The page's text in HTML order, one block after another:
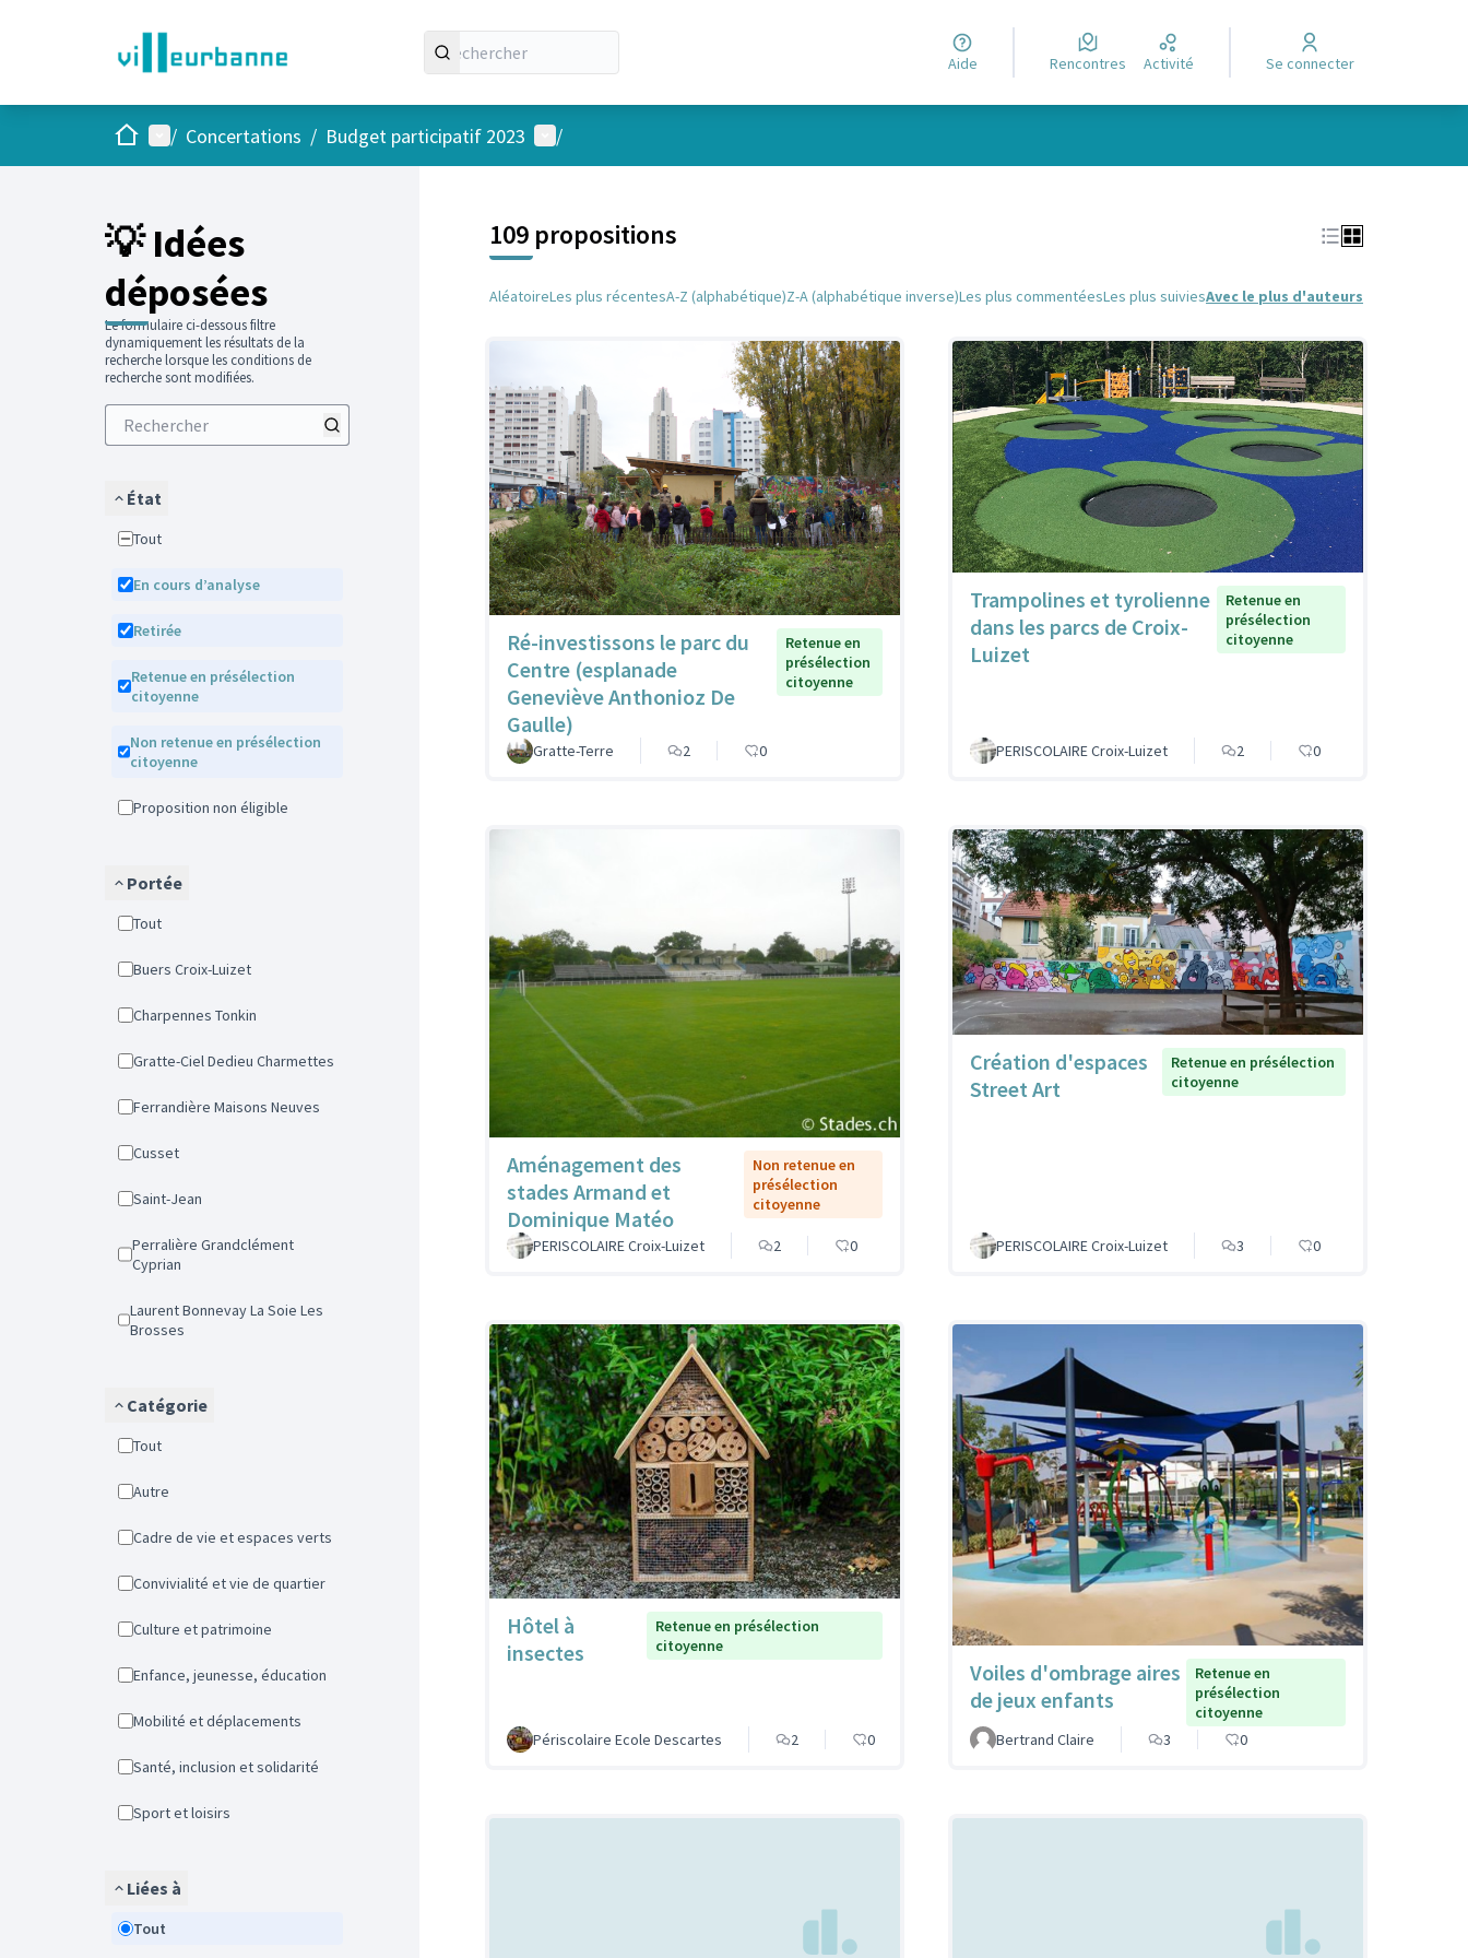
Aide Rencontres Activité Se connecter
AccueilMenu principal
/ Concertations / Budget participatif 2023 Menu utilisateur
/
💡 Idées
déposées
Le formulaire ci-dessous filtre
dynamiquement les résultats de la
recherche lorsque les conditions de
recherche sont modifiées.
État
Tout
En cours d’analyse
Retirée
Retenue en présélection
citoyenne
Non retenue en présélection
citoyenne
Proposition non éligible
Portée
Tout
Buers Croix-Luizet
Charpennes Tonkin
Gratte-Ciel Dedieu Charmettes
Ferrandière Maisons Neuves
Cusset
Saint-Jean
Perralière Grandclément
Cyprian
Laurent Bonnevay La Soie Les
Brosses
Catégorie
Tout
Autre
Cadre de vie et espaces verts
Convivialité et vie de quartier
Culture et patrimoine
Enfance, jeunesse, éducation
Mobilité et déplacements
Santé, inclusion et solidarité
Sport et loisirs
Liées à
Tout
109 propositions
AléatoireLes plus récentesA-Z (alphabétique)Z-A (alphabétique inverse)Les plus commentéesLes plus suiviesAvec le plus d'auteurs
Ré-investissons le parc du
Centre (esplanade
Geneviève Anthonioz De
Gaulle)
Retenue en
présélection
citoyenne
Gratte-Terre 2 0
Trampolines et tyrolienne
dans les parcs de Croix-
Luizet
Retenue en
présélection
citoyenne
PERISCOLAIRE Croix-Luizet 2 0
Aménagement des
stades Armand et
Dominique Matéo
Non retenue en
présélection
citoyenne
PERISCOLAIRE Croix-Luizet 2 0
Création d'espaces
Street Art
Retenue en présélection
citoyenne
PERISCOLAIRE Croix-Luizet 3 0
Hôtel à
insectes
Retenue en présélection
citoyenne
Périscolaire Ecole Descartes 2 0
Voiles d'ombrage aires
de jeux enfants
Retenue en
présélection
citoyenne
Bertrand Claire
3 0